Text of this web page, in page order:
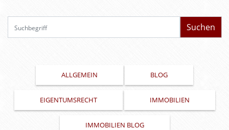
ALLGEMEIN BLOG
EIGENTUMSRECHT IMMOBILIEN
IMMOBILIEN BLOG